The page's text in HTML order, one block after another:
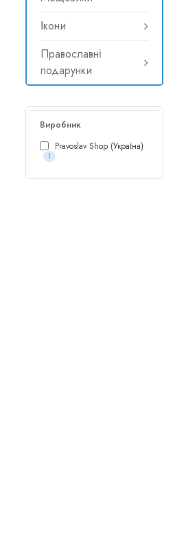
Ікони
Православні
подарунки
Виробник
Pravoslav Shop (Україна)
1